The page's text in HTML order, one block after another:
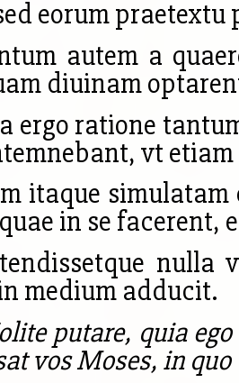
eorum
autem a
diuinam
ergo ratione
vt
itaque
in se
nulla
medium adducit.
putare, quia
vos Moses, in